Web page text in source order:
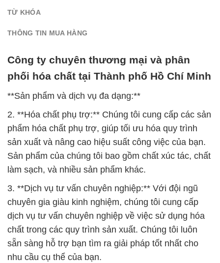
TỪ KHÓA
THÔNG TIN MUA HÀNG
Công ty chuyên thương mại và phân
phối hóa chất tại Thành phố Hồ Chí Minh
**Sản phẩm và dịch vụ đa dạng:**
2. **Hóa chất phụ trợ:** Chúng tôi cung cấp các sản
phẩm hóa chất phụ trợ, giúp tối ưu hóa quy trình
sản xuất và nâng cao hiệu suất công việc của bạn.
Sản phẩm của chúng tôi bao gồm chất xúc tác, chất
làm sạch, và nhiều sản phẩm khác.
3. **Dịch vụ tư vấn chuyên nghiệp:** Với đội ngũ
chuyên gia giàu kinh nghiệm, chúng tôi cung cấp
dịch vụ tư vấn chuyên nghiệp về việc sử dụng hóa
chất trong các quy trình sản xuất. Chúng tôi luôn
sẵn sàng hỗ trợ bạn tìm ra giải pháp tốt nhất cho
nhu cầu cụ thể của bạn.